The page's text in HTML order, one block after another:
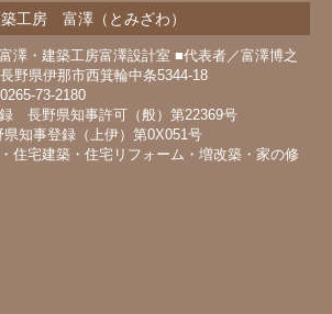
工房 富澤（とみざわ）
澤・建築工房富澤設計室 ■代表者／富澤博之
野県伊那市西箕輪中条5344-18
73-2180
長野県知事許可（般）第22369号
知事登録（上伊）第0X051号
住宅建築・住宅リフォーム・増改築・家の修